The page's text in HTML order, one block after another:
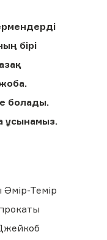
бірі
болады.
ұсынамыз.
Темір